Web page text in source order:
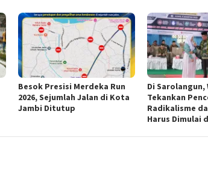
Besok Presisi Merdeka Run
2026, Sejumlah Jalan di Kota
Jambi Ditutup
Di Sarolangun,
Tekankan
Radikalisme
Harus Dimulai